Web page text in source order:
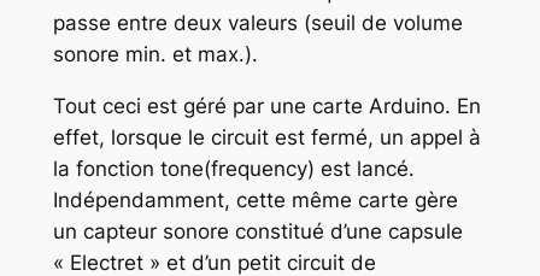
passe entre deux valeurs (seuil de volume
sonore min. et max.).
Tout ceci est géré par une carte Arduino. En
effet, lorsque le circuit est fermé, un appel à
la fonction tone(frequency) est lancé.
Indépendamment, cette même carte gère
un capteur sonore constitué d’une capsule
« Electret » et d’un petit circuit de